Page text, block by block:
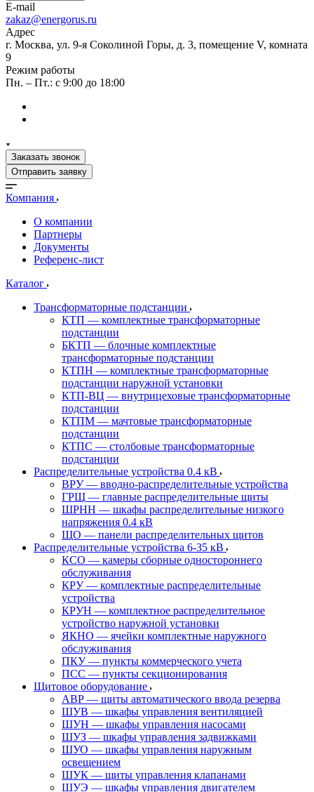
E-mail
zakaz@energorus.ru
Адрес
г. Москва, ул. 9-я Соколиной Горы, д. 3, помещение V, комната
9
Режим работы
Пн. – Пт.: с 9:00 до 18:00
Заказать звонок
Отправить заявку
Компания
О компании
Партнеры
Документы
Референс-лист
Каталог
Трансформаторные подстанции
КТП — комплектные трансформаторные
подстанции
БКТП — блочные комплектные
трансформаторные подстанции
КТПН — комплектные трансформаторные
подстанции наружной установки
КТП-ВЦ — внутрицеховые трансформаторные
подстанции
КТПМ — мачтовые трансформаторные
подстанции
КТПС — столбовые трансформаторные
подстанции
Распределительные устройства 0.4 кВ
ВРУ — вводно-распределительные устройства
ГРЩ — главные распределительные щиты
ШРНН — шкафы распределительные низкого
напряжения 0.4 кВ
ЩО — панели распределительных щитов
Распределительные устройства 6-35 кВ
КСО — камеры сборные одностороннего
обслуживания
КРУ — комплектные распределительные
устройства
КРУН — комплектное распределительное
устройство наружной установки
ЯКНО — ячейки комплектные наружного
обслуживания
ПКУ — пункты коммерческого учета
ПСС — пункты секционирования
Щитовое оборудование
АВР — щиты автоматического ввода резерва
ШУВ — шкафы управления вентиляцией
ШУН — шкафы управления насосами
ШУЗ — шкафы управления задвижками
ШУО — шкафы управления наружным
освещением
ШУК — щиты управления клапанами
ШУЭ — шкафы управления двигателем